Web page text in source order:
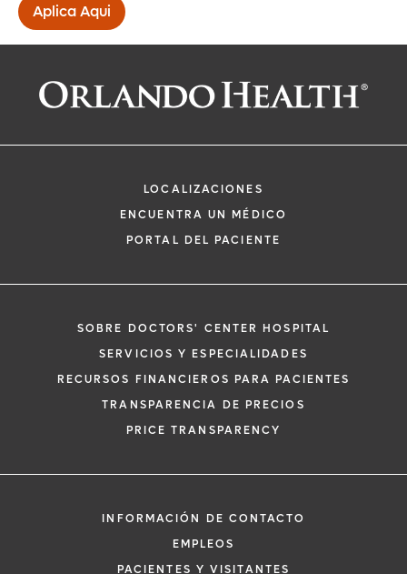
Aplica Aqui
LOCALIZACIONES
ENCUENTRA UN MÉDICO
PORTAL DEL PACIENTE
SOBRE DOCTORS' CENTER HOSPITAL
SERVICIOS Y ESPECIALIDADES
RECURSOS FINANCIEROS PARA PACIENTES
TRANSPARENCIA DE PRECIOS
PRICE TRANSPARENCY
INFORMACIÓN DE CONTACTO
EMPLEOS
PACIENTES Y VISITANTES